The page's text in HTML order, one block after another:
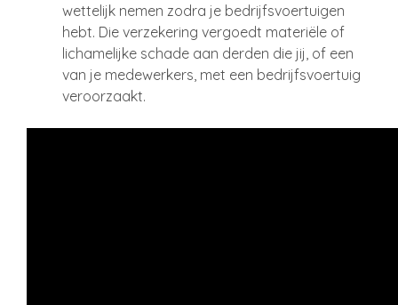
wettelijk nemen zodra je bedrijfsvoertuigen
hebt. Die verzekering vergoedt materiële of
lichamelijke schade aan derden die jij, of een
van je medewerkers, met een bedrijfsvoertuig
veroorzaakt.